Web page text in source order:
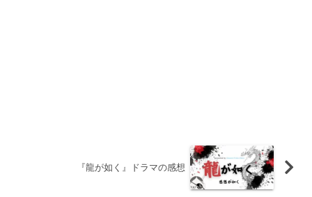
『龍が如く』ドラマの感想